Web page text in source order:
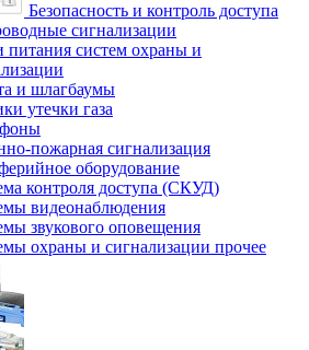
Безопасность и контроль доступа
сигнализации
питания систем охраны и
и шлагбаумы
утечки газа
пожарная сигнализация
оборудование
контроля доступа (СКУД)
видеонаблюдения
звукового оповещения
охраны и сигнализации прочее